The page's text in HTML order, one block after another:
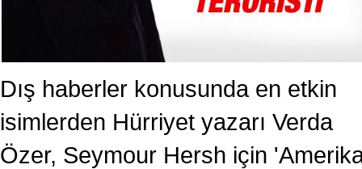
Dış haberler konusunda en etkin
isimlerden Hürriyet yazarı Verda
Özer, Seymour Hersh için